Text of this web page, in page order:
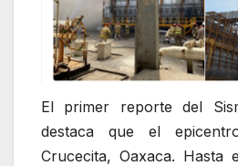
El primer reporte del
destaca que el
Crucecita, Oaxaca. Hasta